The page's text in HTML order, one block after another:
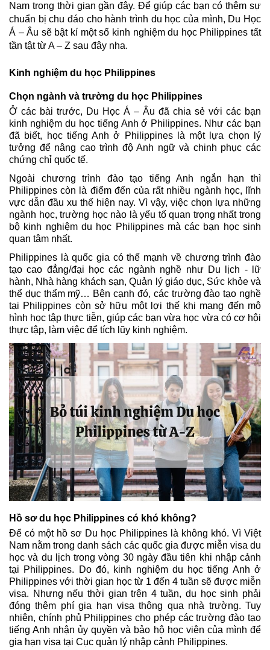
Nam trong thời gian gần đây. Để giúp các bạn có thêm sự
chuẩn bị chu đáo cho hành trình du học của mình, Du Học
Á – Âu sẽ bật kí một số kinh nghiệm du học Philippines tất
tần tật từ A – Z sau đây nha.
Kinh nghiệm du học Philippines
Chọn ngành và trường du học Philippines
Ở các bài trước, Du Học Á – Âu đã chia sẻ với các bạn
kinh nghiệm du học tiếng Anh ở Philippines. Như các bạn
đã biết, học tiếng Anh ở Philippines là một lựa chọn lý
tưởng để nâng cao trình độ Anh ngữ và chinh phục các
chứng chỉ quốc tế.
Ngoài chương trình đào tạo tiếng Anh ngắn hạn thì
Philippines còn là điểm đến của rất nhiều ngành học, lĩnh
vực dẫn đầu xu thế hiện nay. Vì vậy, việc chọn lựa những
ngành học, trường học nào là yếu tố quan trọng nhất trong
bộ kinh nghiệm du học Philippines mà các bạn học sinh
quan tâm nhất.
Philippines là quốc gia có thế mạnh về chương trình đào
tạo cao đẳng/đại học các ngành nghề như Du lịch - lữ
hành, Nhà hàng khách sạn, Quản lý giáo dục, Sức khỏe và
thể dục thẩm mỹ… Bên cạnh đó, các trường đào tạo nghề
tại Philippines còn sở hữu một lợi thế khi mang đến mô
hình học tập thực tiễn, giúp các bạn vừa học vừa có cơ hội
thực tập, làm việc để tích lũy kinh nghiệm.
Hồ sơ du học Philippines có khó không?
Để có một hồ sơ Du học Philippines là không khó. Vì Việt
Nam nằm trong danh sách các quốc gia được miễn visa du
học và du lịch trong vòng 30 ngày đầu tiên khi nhập cảnh
tại Philippines. Do đó, kinh nghiệm du học tiếng Anh ở
Philippines với thời gian học từ 1 đến 4 tuần sẽ được miễn
visa. Nhưng nếu thời gian trên 4 tuần, du học sinh phải
đóng thêm phí gia hạn visa thông qua nhà trường. Tuy
nhiên, chính phủ Philippines cho phép các trường đào tạo
tiếng Anh nhận ủy quyền và bảo hộ học viên của mình để
gia hạn visa tại Cục quản lý nhập cảnh Philippines.